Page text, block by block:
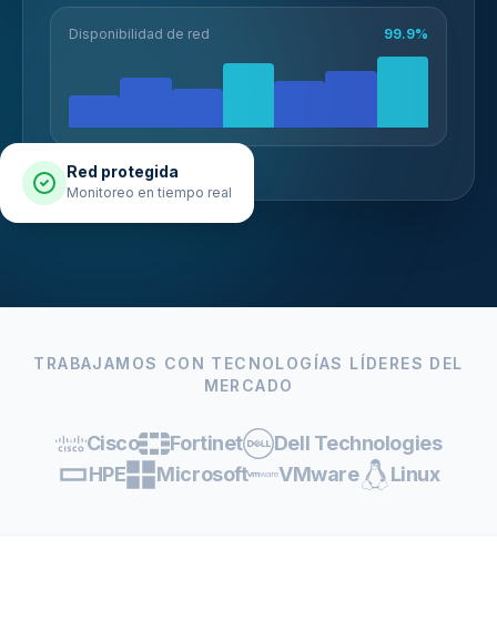
Disponibilidad de red 99.9%
Red protegida
Monitoreo en tiempo real
TRABAJAMOS CON TECNOLOGÍAS LÍDERES DEL
MERCADO
Cisco Fortinet
Dell Technologies
HPE
Microsoft VMware Linux